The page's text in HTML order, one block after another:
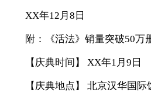
XX年12月8日
附：《活法》销量突破50万
【庆典时间】 XX年1月9日
【庆典地点】 北京汉华国